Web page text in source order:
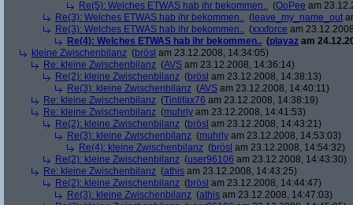
Re(5): Welches ETWAS hab ihr bekommen.. (OoPee am
Re(3): Welches ETWAS hab ihr bekommen.. ( leave_my_name_out
Re(3): Welches ETWAS hab ihr bekommen.. (xxxforce am
Re(4): Welches ETWAS hab ihr bekommen.. (playaz am
kleine Zwischenbilanz (brösl am 23.12.2008, 14:34:05)
Re: kleine Zwischenbilanz (AVS am 23.12.2008, 14:36:14)
Re(2): kleine Zwischenbilanz (brösl am 23.12.2008, 14:38:13)
Re(3): kleine Zwischenbilanz (AVS am 23.12.2008, 14:40:11)
Re: kleine Zwischenbilanz (Tintifax76 am 23.12.2008, 14:38:19)
Re: kleine Zwischenbilanz (muhrly am 23.12.2008, 14:41:53)
Re(2): kleine Zwischenbilanz (brösl am 23.12.2008, 14:43:21)
Re(3): kleine Zwischenbilanz (muhrly am 23.12.2008, 14:53:03)
Re(4): kleine Zwischenbilanz (brösl am 23.12.2008, 14:54:32)
Re(2): kleine Zwischenbilanz (user96106 am 23.12.2008, 14:43:30)
Re: kleine Zwischenbilanz (athis am 23.12.2008, 14:43:25)
Re(2): kleine Zwischenbilanz (brösl am 23.12.2008, 14:44:47)
Re(3): kleine Zwischenbilanz (athis am 23.12.2008, 14:47:03)